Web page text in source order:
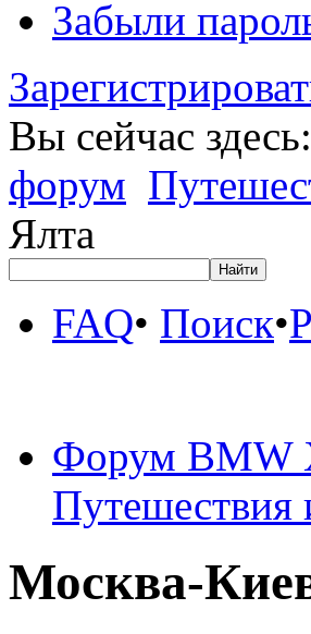
Забыли
Вы сейчас здесь:
форум
Ялта
FAQ• Поиск•
Форум BMW
Путешествия
Москва-